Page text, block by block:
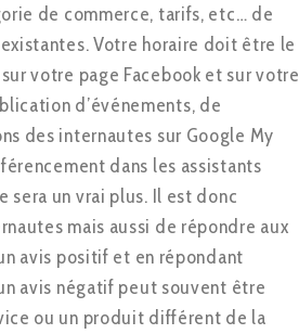
de commerce, tarifs, etc… de
Votre horaire doit être le
votre page Facebook et sur votre
d’événements, de
des internautes sur Google My
dans les assistants
sera un vrai plus. Il est donc
mais aussi de répondre aux
avis positif et en répondant
avis négatif peut souvent être
ou un produit différent de la